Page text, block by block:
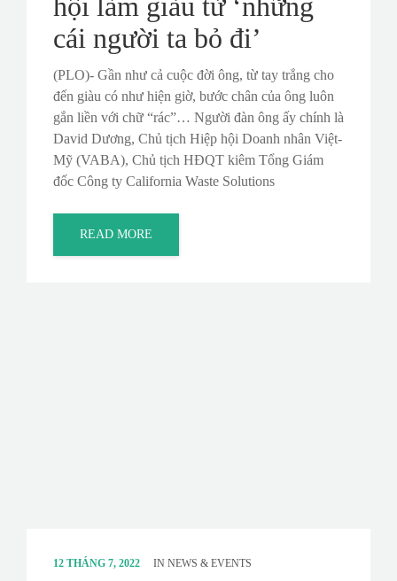
cái người ta bỏ đi’
(PLO)- Gần như cả cuộc đời ông, từ tay trắng cho
đến giàu có như hiện giờ, bước chân của ông luôn
gắn liền với chữ “rác”… Người đàn ông ấy chính là
David Dương, Chủ tịch Hiệp hội Doanh nhân Việt-
Mỹ (VABA), Chủ tịch HÐQT kiêm Tổng Giám
đốc Công ty California Waste Solutions
READ MORE
12 THÁNG 7, 2022 IN NEWS & EVENTS